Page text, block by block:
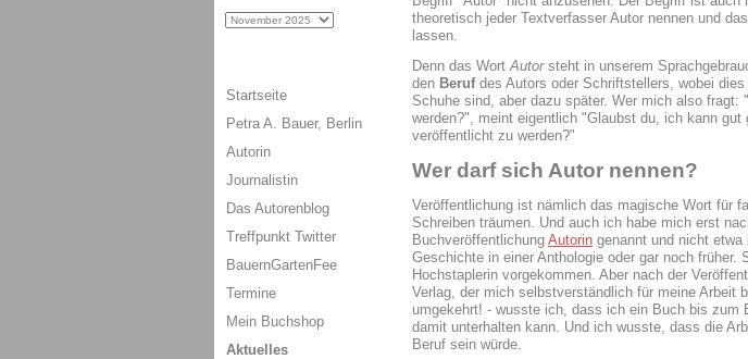
theoretisch jeder Textverfasser Autor nennen und
lassen.
Denn das WortAutorsteht in unserem
den Beruf des Autors oder Schriftstellers, wobei
Schuhe sind, aber dazu später. Wer mich also fragt:
werden?", meint eigentlich "Glaubst du, ich kann gut
veröffentlicht zu werden?"
Wer darf sich Autor nennen?
Veröffentlichung ist nämlich das magische Wort für
Schreiben träumen. Und auch ich habe mich erst
Buchveröffentlichung Autorin genannt und nicht
Geschichte in einer Anthologie oder gar noch früher.
Hochstaplerin vorgekommen. Aber nach der
Verlag, der mich selbstverständlich für meine Arbeit
umgekehrt! - wusste ich, dass ich ein Buch bis zum
damit unterhalten kann. Und ich wusste, dass die
Beruf sein würde.
Startseite
Petra A. Bauer, Berlin
Autorin
Journalistin
Das Autorenblog
Treffpunkt Twitter
BauernGartenFee
Termine
Mein Buchshop
Aktuelles